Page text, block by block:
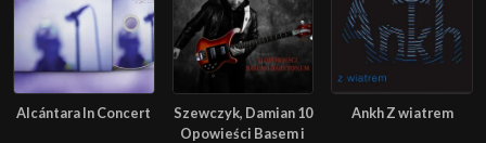
Alcántara In Concert
Szewczyk, Damian 10
Opowieści Basem i
Ankh Z wiatrem